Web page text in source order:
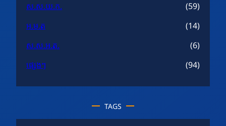
ស.ស.យ.ក.
(59)
អ.ម.ត
(14)
ស.ស.អ.ត.
(6)
ផ្សេងៗ
(94)
TAGS